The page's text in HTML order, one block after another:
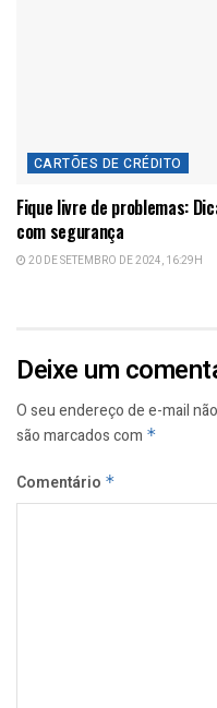
CARTÕES DE CRÉDITO
Fique livre de problemas:
com segurança
20 DE SETEMBRO DE 2024, 16:29H
Deixe um
O seu endereço de e-mail
são marcados com *
Comentário *